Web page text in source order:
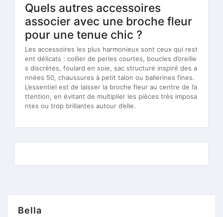
Quels autres accessoires
associer avec une broche fleur
pour une tenue chic ?
Les accessoires les plus harmonieux sont ceux qui rest
ent délicats : collier de perles courtes, boucles d’oreille
s discrètes, foulard en soie, sac structuré inspiré des a
nnées 50, chaussures à petit talon ou ballerines fines.
L’essentiel est de laisser la broche fleur au centre de l’a
ttention, en évitant de multiplier les pièces très imposa
ntes ou trop brillantes autour d’elle.
Bella